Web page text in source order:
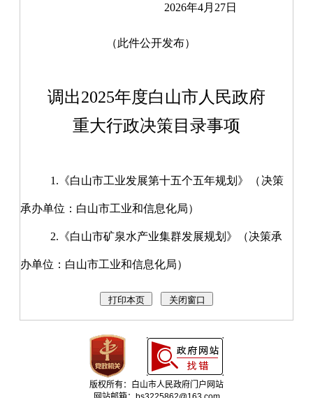
2026年4月27日
（此件公开发布）
调出2025年度白山市人民政府
重大行政决策目录事项
1. 《白山市工业发展第十五个五年规划 》（ 决策
承办单位：白山市工业和信息化局）
2. 《白山市矿泉水产业集群发展规划》（决策承
办单位：白山市工业和信息化局）